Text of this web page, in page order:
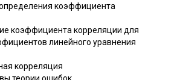
коэффициента
коэффициента корреляции для
линейного уравнения
корреляция